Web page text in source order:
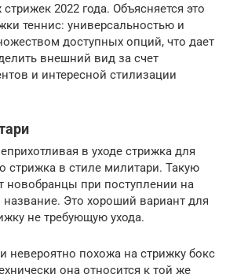
2022 года. Объясняется это
теннис: универсальностью и
доступных опций, что дает
внешний вид за счет
и интересной стилизации
в уходе стрижка для
стрижка в стиле милитари. Такую
новобранцы при поступлении на
Это хороший вариант для
не требующую ухода.
невероятно похожа на стрижку бокс
она относится к той же